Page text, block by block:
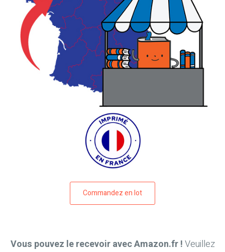
Commandez en lot
Vous pouvez le recevoir avec Amazon.fr !Veuillez